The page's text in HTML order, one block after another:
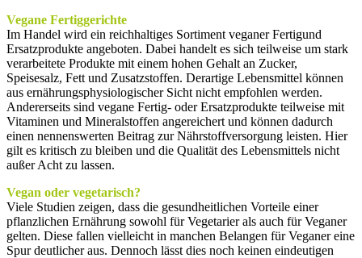
Vegane Fertiggerichte
Im Handel wird ein reichhaltiges Sortiment veganer Fertigund
Ersatzprodukte angeboten. Dabei handelt es sich teilweise um stark
verarbeitete Produkte mit einem hohen Gehalt an Zucker,
Speisesalz, Fett und Zusatzstoffen. Derartige Lebensmittel können
aus ernährungsphysiologischer Sicht nicht empfohlen werden.
Andererseits sind vegane Fertig- oder Ersatzprodukte teilweise mit
Vitaminen und Mineralstoffen angereichert und können dadurch
einen nennenswerten Beitrag zur Nährstoffversorgung leisten. Hier
gilt es kritisch zu bleiben und die Qualität des Lebensmittels nicht
außer Acht zu lassen.
Vegan oder vegetarisch?
Viele Studien zeigen, dass die gesundheitlichen Vorteile einer
pflanzlichen Ernährung sowohl für Vegetarier als auch für Veganer
gelten. Diese fallen vielleicht in manchen Belangen für Veganer eine
Spur deutlicher aus. Dennoch lässt dies noch keinen eindeutigen